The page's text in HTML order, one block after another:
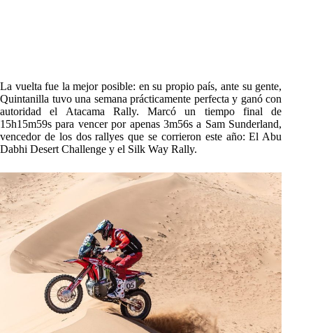
La vuelta fue la mejor posible: en su propio país, ante su gente,
Quintanilla tuvo una semana prácticamente perfecta y ganó con
autoridad el Atacama Rally. Marcó un tiempo final de
15h15m59s para vencer por apenas 3m56s a Sam Sunderland,
vencedor de los dos rallyes que se corrieron este año: El Abu
Dabhi Desert Challenge y el Silk Way Rally.